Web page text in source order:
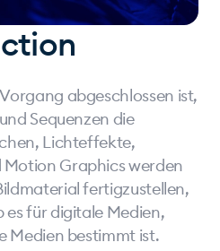
abgeschlossen ist,
Sequenzen die
Lichteffekte,
Motion Graphics werden
fertigzustellen,
für digitale Medien,
Medien bestimmt ist.